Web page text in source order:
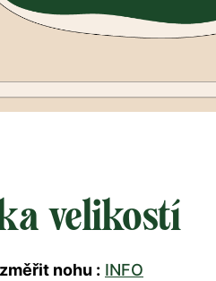
velikostí
nohu : INFO